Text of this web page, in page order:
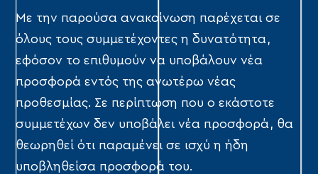
Με την παρούσα ανακοίνωση παρέχεται σε
όλους τους συμμετέχοντες η δυνατότητα,
εφόσον το επιθυμούν να υποβάλουν νέα
προσφορά εντός της ανωτέρω νέας
προθεσμίας. Σε περίπτωση που ο εκάστοτε
συμμετέχων δεν υποβάλει νέα προσφορά, θα
θεωρηθεί ότι παραμένει σε ισχύ η ήδη
υποβληθείσα προσφορά του.